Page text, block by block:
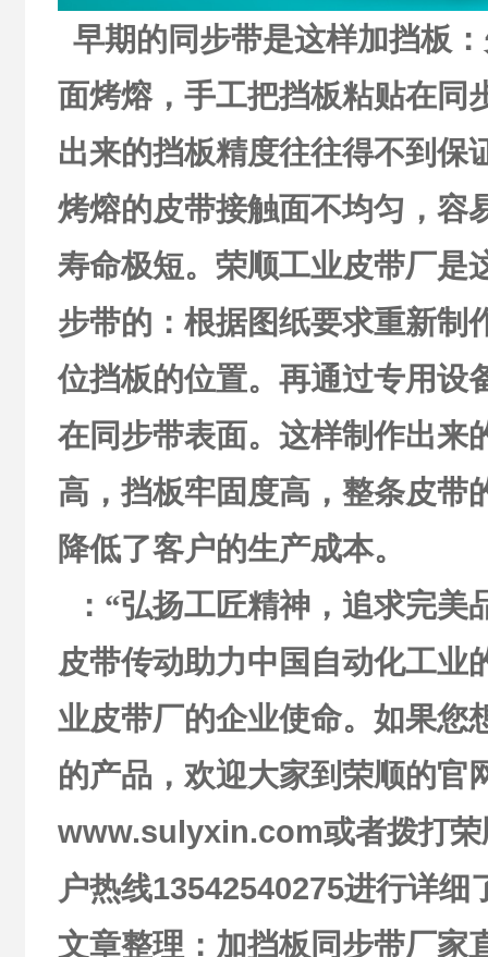
早期的同步带是这样加挡板
面烤熔，手工把挡板粘贴在同
出来的挡板精度往往得不到保
烤熔的皮带接触面不均匀，容
寿命极短。荣顺工业皮带厂是
步带的：根据图纸要求重新制
位挡板的位置。再通过专用设
在同步带表面。这样制作出来
高，挡板牢固度高，整条皮带
降低了客户的生产成本。
： “弘扬工匠精神，追求完美
皮带传动助力中国自动化工业
业皮带厂的企业使命。如果您
的产品，欢迎大家到荣顺的官
www.sulyxin.com或者拨打
户热线13542540275进行详细
文章整理：加挡板同步带厂家